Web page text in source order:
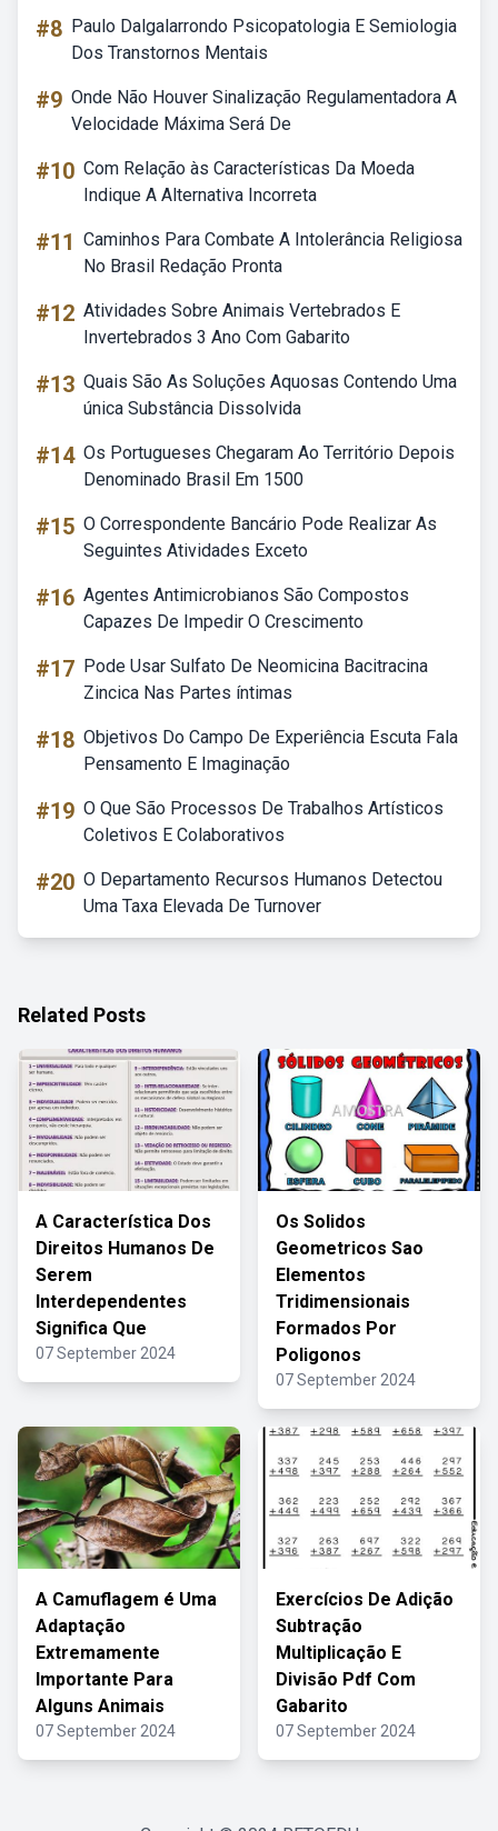
#8 Paulo Dalgalarrondo Psicopatologia E Semiologia
Dos Transtornos Mentais
#9 Onde Não Houver Sinalização Regulamentadora A
Velocidade Máxima Será De
#10 Com Relação às Características Da Moeda
Indique A Alternativa Incorreta
#11 Caminhos Para Combate A Intolerância Religiosa
No Brasil Redação Pronta
#12 Atividades Sobre Animais Vertebrados E
Invertebrados 3 Ano Com Gabarito
#13 Quais São As Soluções Aquosas Contendo Uma
única Substância Dissolvida
#14 Os Portugueses Chegaram Ao Território Depois
Denominado Brasil Em 1500
#15 O Correspondente Bancário Pode Realizar As
Seguintes Atividades Exceto
#16 Agentes Antimicrobianos São Compostos
Capazes De Impedir O Crescimento
#17 Pode Usar Sulfato De Neomicina Bacitracina
Zincica Nas Partes íntimas
#18 Objetivos Do Campo De Experiência Escuta Fala
Pensamento E Imaginação
#19 O Que São Processos De Trabalhos Artísticos
Coletivos E Colaborativos
#20 O Departamento Recursos Humanos Detectou
Uma Taxa Elevada De Turnover
Related Posts
A Característica Dos
Direitos Humanos De
Serem
Interdependentes
Significa Que
07 September 2024
Os Solidos
Geometricos Sao
Elementos
Tridimensionais
Formados Por
Poligonos
07 September 2024
A Camuflagem é Uma
Adaptação
Extremamente
Importante Para
Alguns Animais
07 September 2024
Exercícios De Adição
Subtração
Multiplicação E
Divisão Pdf Com
Gabarito
07 September 2024